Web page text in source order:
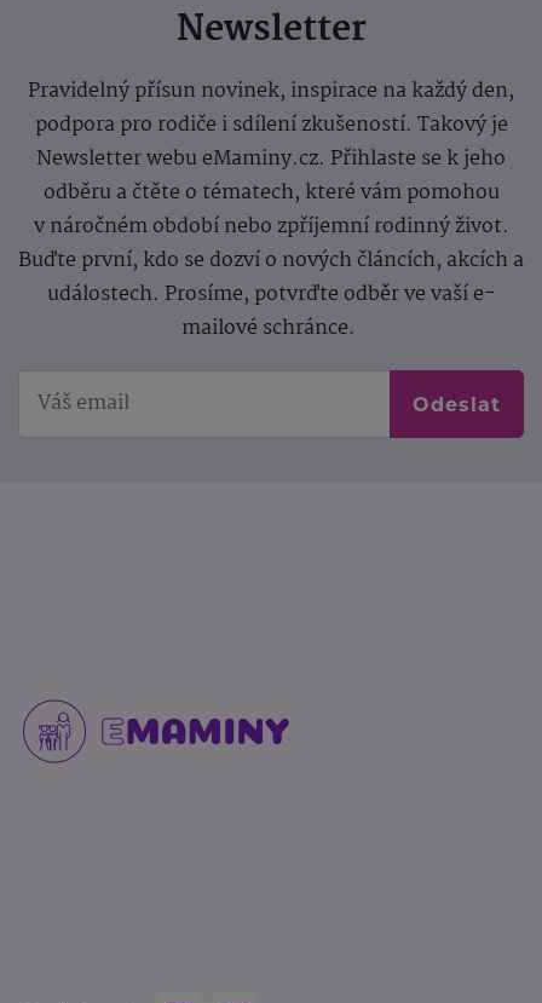
Newsletter
Pravidelný přísun novinek, inspirace na každý den,
podpora pro rodiče i sdílení zkušeností. Takový je
Newsletter webu eMaminy.cz. Přihlaste se k jeho
odběru a čtěte o tématech, které vám pomohou
v náročném období nebo zpříjemní rodinný život.
Buďte první, kdo se dozví o nových článcích, akcích a
událostech. Prosíme, potvrďte odběr ve vaší e-
mailové schránce.
Odeslat